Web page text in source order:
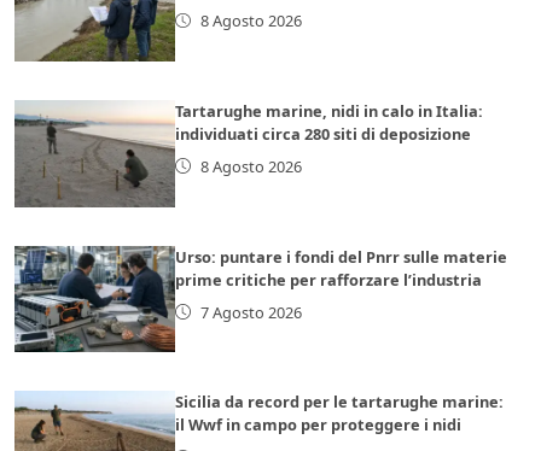
8 Agosto 2026
Tartarughe marine, nidi in calo in Italia:
individuati circa 280 siti di deposizione
8 Agosto 2026
Urso: puntare i fondi del Pnrr sulle materie
prime critiche per rafforzare l’industria
7 Agosto 2026
Sicilia da record per le tartarughe marine:
il Wwf in campo per proteggere i nidi